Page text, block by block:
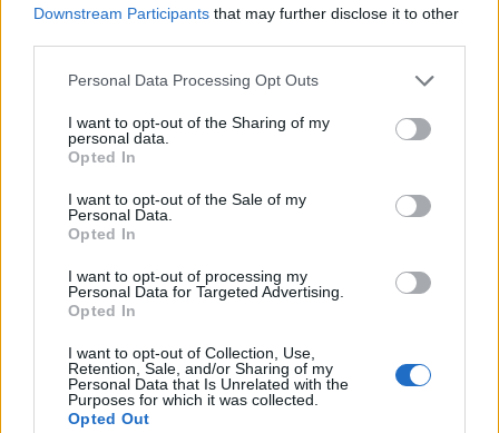
Downstream Participants that may further disclose it to other
Please note that this website/app uses one or more Google
not limited to your visit or usage behaviour. You may click to
grant or deny consent to Google and its third-party tags to
use your data for below specified purposes in below Google
consent section.
Personal Data Processing Opt Outs
I want to opt-out of the Sharing of my
personal data.
Opted In
I want to opt-out of the Sale of my
Personal Data.
Opted In
I want to opt-out of processing my
Personal Data for Targeted Advertising.
Opted In
I want to opt-out of Collection, Use,
Retention, Sale, and/or Sharing of my
Personal Data that Is Unrelated with the
Purposes for which it was collected.
Opted Out
Anna Innocenti ha recuperato per un dossier
le registrazioni del consiglio comunale di
Verona dopo una notte in archivio; è
collabora a coperture breaking con analisi
Laureata al polo veronese, partecipa a tavole
rotonde locali sulla memoria urbana.